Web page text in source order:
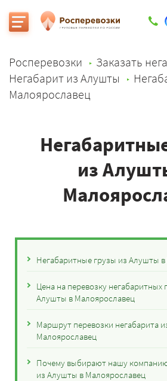
Росперевозки
Заказать
Негабарит из Алушты
Малоярославец
из
Негабаритные грузы из Алушты
Цена на перевозку негабаритных
Алушты в Малоярославец
Маршрут перевозки негабарита
Малоярославец
Почему выбирают нашу
из Алушты в Малоярославец